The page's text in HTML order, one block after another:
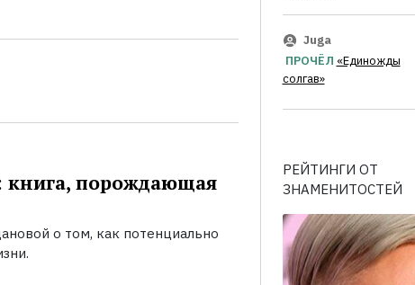
книга, порождающая
о том, как потенциально
Juga
ПРОЧЁЛ «Единожды
солгав»
РЕЙТИНГИ ОТ
ЗНАМЕНИТОСТЕЙ